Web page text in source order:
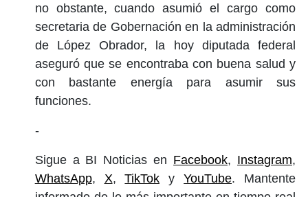
no obstante, cuando asumió el cargo como
secretaria de Gobernación en la administración
de López Obrador, la hoy diputada federal
aseguró que se encontraba con buena salud y
con bastante energía para asumir sus
funciones.
-
Sigue a BI Noticias en Facebook, Instagram,
WhatsApp, X,TikTok yYouTube. Mantente